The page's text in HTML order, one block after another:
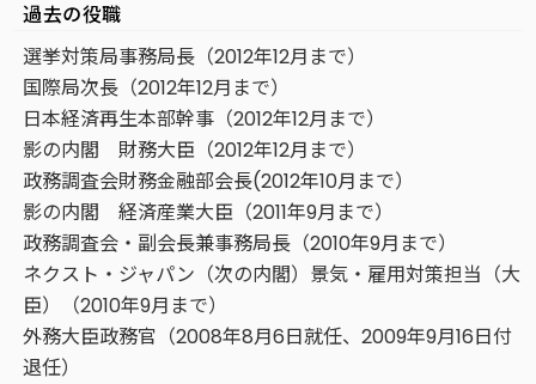
過去の役職
選挙対策局事務局長（2012年12月まで）
国際局次長（2012年12月まで）
日本経済再生本部幹事（2012年12月まで）
影の内閣 財務大臣（2012年12月まで）
政務調査会財務金融部会長(2012年10月まで）
影の内閣 経済産業大臣（2011年9月まで）
政務調査会・副会長兼事務局長（2010年9月まで）
ネクスト・ジャパン（次の内閣）景気・雇用対策担当（大
臣）（2010年9月まで）
外務大臣政務官（2008年8月6日就任、2009年9月16日付
退任）